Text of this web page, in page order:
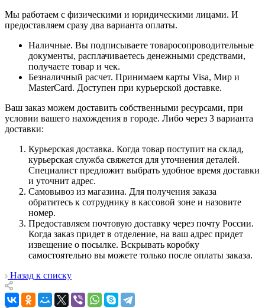
Мы работаем с физическими и юридическими лицами. И
предоставляем сразу два варианта оплаты.
Наличные. Вы подписываете товаросопроводительные
документы, расплачиваетесь денежными средствами,
получаете товар и чек.
Безналичный расчет. Принимаем карты Visa, Мир и
MasterCard. Доступен при курьерской доставке.
Ваш заказ можем доставить собственными ресурсами, при
условии вашего нахождения в городе. Либо через 3 варианта
доставки:
Курьерская доставка. Когда товар поступит на склад,
курьерская служба свяжется для уточнения деталей.
Специалист предложит выбрать удобное время доставки
и уточнит адрес.
Самовывоз из магазина. Для получения заказа
обратитесь к сотруднику в кассовой зоне и назовите
номер.
Предоставляем почтовую доставку через почту России.
Когда заказ придет в отделение, на ваш адрес придет
извещение о посылке. Вскрывать коробку
самостоятельно вы можете только после оплаты заказа.
Назад к списку